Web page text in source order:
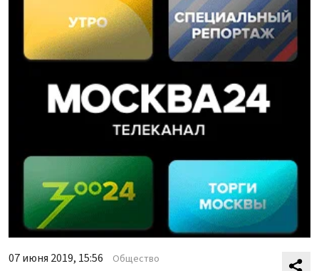
07 июня 2019, 15:56 Общество